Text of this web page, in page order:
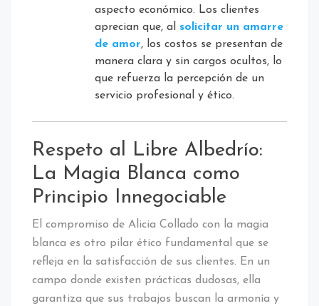
aspecto económico. Los clientes
aprecian que, al solicitar un amarre
de amor, los costos se presentan de
manera clara y sin cargos ocultos, lo
que refuerza la percepción de un
servicio profesional y ético.
Respeto al Libre Albedrío:
La Magia Blanca como
Principio Innegociable
El compromiso de Alicia Collado con la magia
blanca es otro pilar ético fundamental que se
refleja en la satisfacción de sus clientes. En un
campo donde existen prácticas dudosas, ella
garantiza que sus trabajos buscan la armonía y